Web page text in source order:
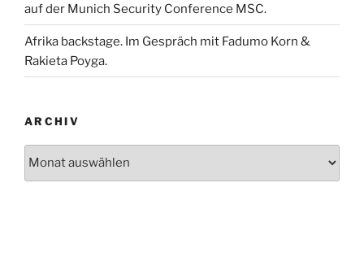
auf der Munich Security Conference MSC.
Afrika backstage. Im Gespräch mit Fadumo Korn &
Rakieta Poyga.
ARCHIV